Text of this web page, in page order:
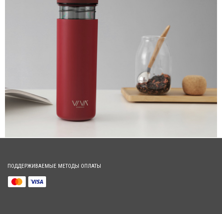
ПОДДЕРЖИВАЕМЫЕ МЕТОДЫ ОПЛАТЫ